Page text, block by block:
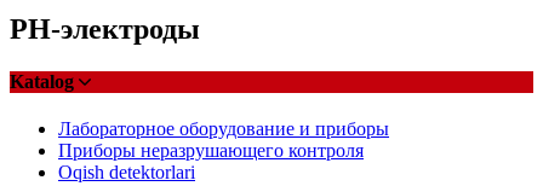
PH-электроды
Katalog
Лабораторное оборудование и приборы
Приборы неразрушающего контроля
Oqish detektorlari